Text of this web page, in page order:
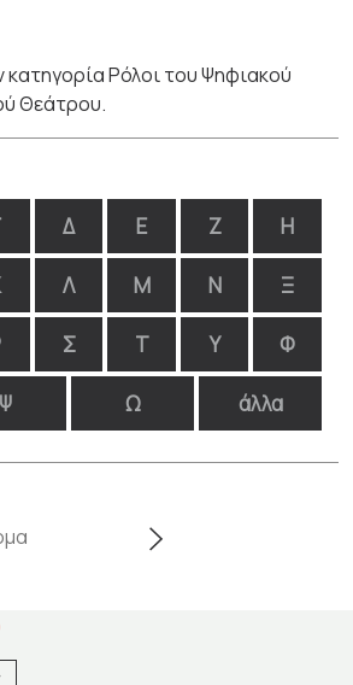
Ρόλοι του Ψηφιακού
Θεάτρου.
Δ Ε Ζ Η
Λ Μ Ν Ξ
Σ Τ Υ Φ
Ψ Ω άλλα